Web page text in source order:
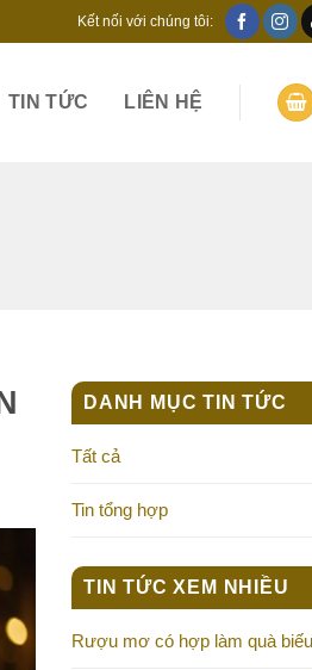
Kết nối với chúng tôi:
TIN TỨC LIÊN HỆ
DANH MỤC TIN TỨC
Tất cả
Tin tổng hợp
TIN TỨC XEM NHIỀU
Rượu mơ có hợp làm quà